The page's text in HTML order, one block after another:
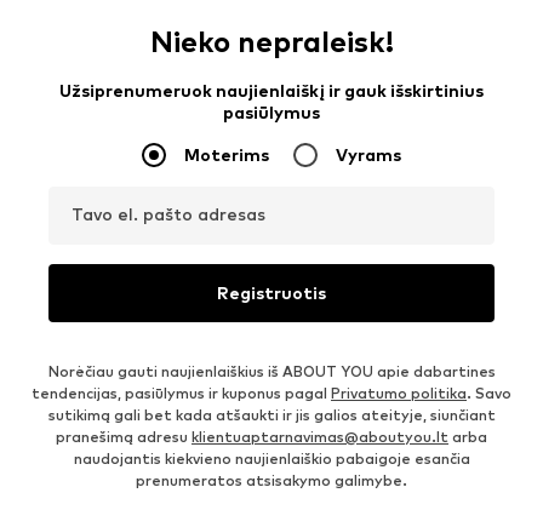
Nieko nepraleisk!
Užsiprenumeruok naujienlaiškį ir gauk išskirtinius
pasiūlymus
Moterims Vyrams
Tavo el. pašto adresas
Registruotis
Norėčiau gauti naujienlaiškius iš ABOUT YOU apie dabartines
tendencijas, pasiūlymus ir kuponus pagal Privatumo politika. Savo
sutikimą gali bet kada atšaukti ir jis galios ateityje, siunčiant
pranešimą adresu klientuaptarnavimas@aboutyou.lt arba
naudojantis kiekvieno naujienlaiškio pabaigoje esančia
prenumeratos atsisakymo galimybe.